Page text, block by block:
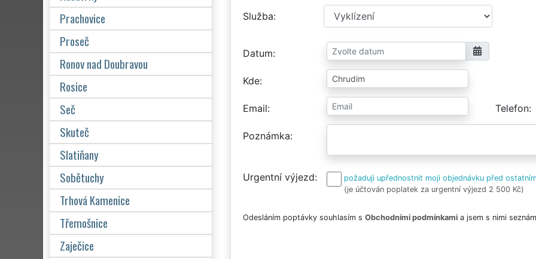
Služba
Datum
Kde
Email Telefon
Poznámka
Urgentní výjezd
požaduji upřednostnit moji objednávku před
(je účtován poplatek za urgentní výjezd 2 500 Kč)
Odesláním poptávky souhlasím s Obchodními podmínkamia jsem s nimi
Prachovice
Proseč
Ronov nad Doubravou
Rosice
Seč
Skuteč
Slatiňany
Sobětuchy
Trhová Kamenice
Třemošnice
Zaječice